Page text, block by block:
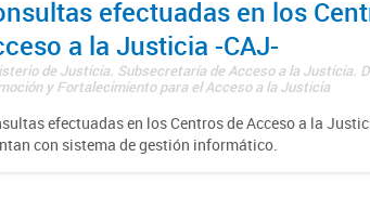
efectuadas en los
a la Justicia -CAJ-
de Justicia. Subsecretaría de Acceso a la Justicia.
y Fortalecimiento para el Acceso a la Justicia
efectuadas en los Centros de Acceso a la
con sistema de gestión informático.